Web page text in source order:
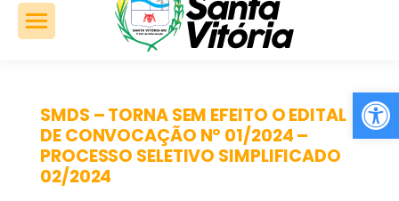
SMDS – TORNA SEM EFEITO O EDITAL
DE CONVOCAÇÃO Nº 01/2024 –
PROCESSO SELETIVO SIMPLIFICADO
02/2024